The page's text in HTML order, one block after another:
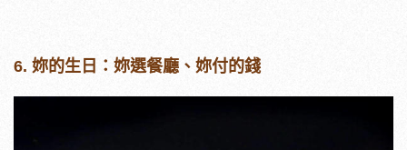
6. 妳的生日：妳選餐廳、妳付的錢